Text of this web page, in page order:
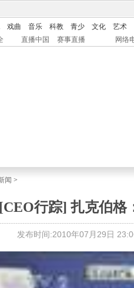
戏曲 音乐 科教 青少 文化
艺术
直播中国 赛事直播 网络
闻 >
[CEO行踪] 扎克伯格
发布时间:2010年07月29日